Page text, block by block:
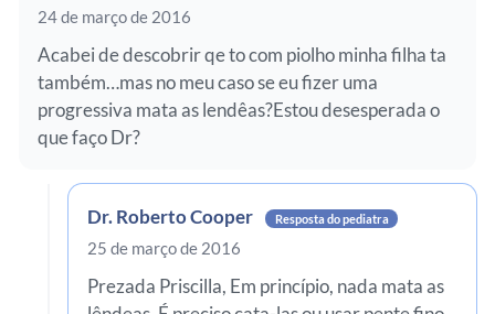
24 de março de 2016
Acabei de descobrir qe to com piolho minha filha ta
também…mas no meu caso se eu fizer uma
progressiva mata as lendêas?Estou desesperada o
que faço Dr?
Dr. Roberto Cooper Resposta do pediatra
25 de março de 2016
Prezada Priscilla, Em princípio, nada mata as